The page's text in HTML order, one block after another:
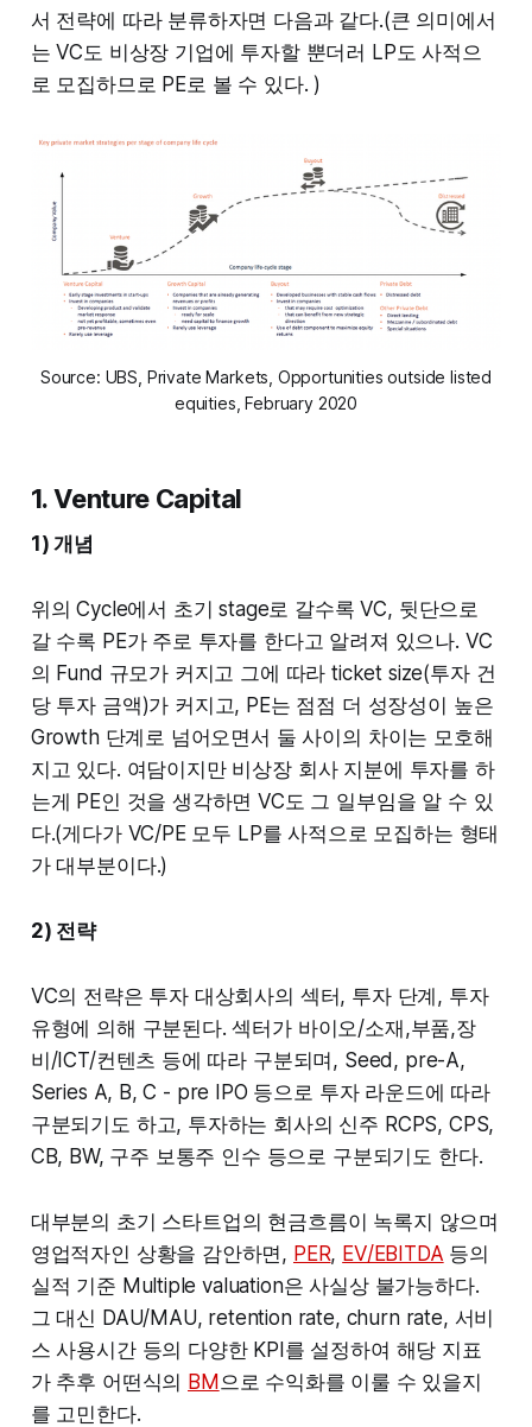
서 전략에 따라 분류하자면 다음과 같다.(큰 의미에서
는 VC도 비상장 기업에 투자할 뿐더러 LP도 사적으
로 모집하므로 PE로 볼 수 있다. )
Source: UBS, Private Markets, Opportunities outside listed
equities, February 2020
1. Venture Capital
1) 개념
위의 Cycle에서 초기 stage로 갈수록 VC, 뒷단으로
갈 수록 PE가 주로 투자를 한다고 알려져 있으나. VC
의 Fund 규모가 커지고 그에 따라 ticket size(투자 건
당 투자 금액)가 커지고, PE는 점점 더 성장성이 높은
Growth 단계로 넘어오면서 둘 사이의 차이는 모호해
지고 있다. 여담이지만 비상장 회사 지분에 투자를 하
는게 PE인 것을 생각하면 VC도 그 일부임을 알 수 있
다.(게다가 VC/PE 모두 LP를 사적으로 모집하는 형태
가 대부분이다.)
2) 전략
VC의 전략은 투자 대상회사의 섹터, 투자 단계, 투자
유형에 의해 구분된다. 섹터가 바이오/소재,부품,장
비/ICT/컨텐츠 등에 따라 구분되며, Seed, pre-A,
Series A, B, C - pre IPO 등으로 투자 라운드에 따라
구분되기도 하고, 투자하는 회사의 신주 RCPS, CPS,
CB, BW, 구주 보통주 인수 등으로 구분되기도 한다.
대부분의 초기 스타트업의 현금흐름이 녹록지 않으며
영업적자인 상황을 감안하면, PER, EV/EBITDA 등의
실적 기준 Multiple valuation은 사실상 불가능하다.
그 대신 DAU/MAU, retention rate, churn rate, 서비
스 사용시간 등의 다양한 KPI를 설정하여 해당 지표
가 추후 어떤식의 BM으로 수익화를 이룰 수 있을지
를 고민한다.